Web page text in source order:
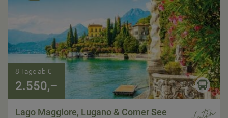
8 Tage ab €
2.550,–
Lago Maggiore, Lugano & Comer See